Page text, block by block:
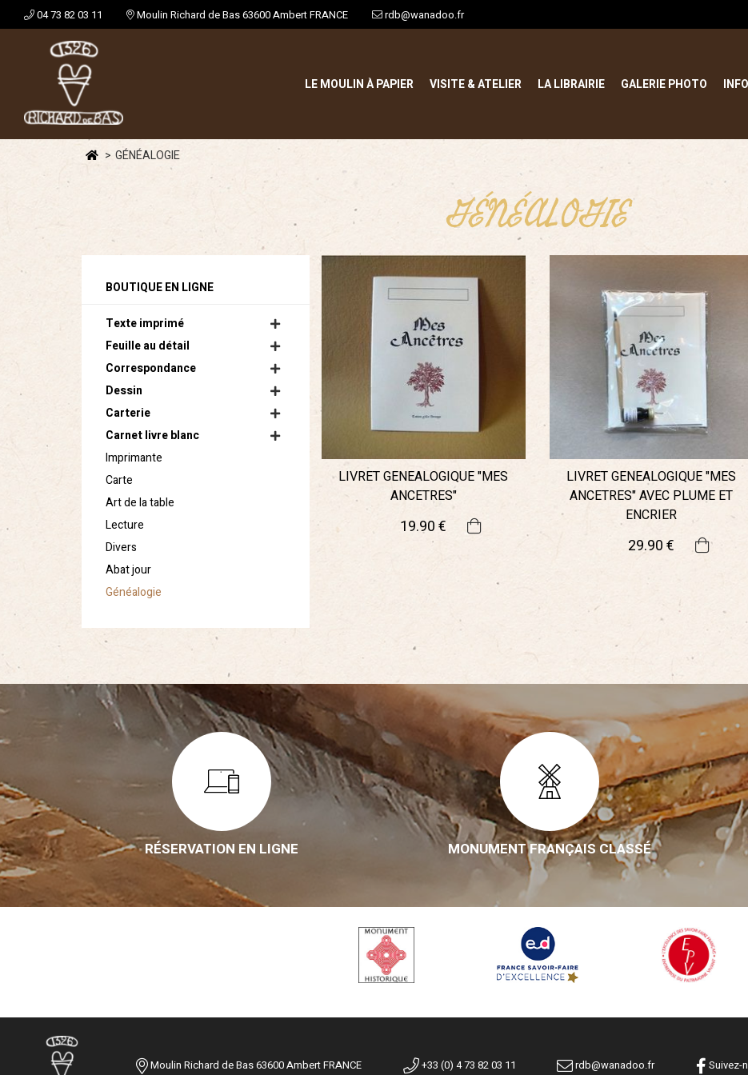
LE MOULIN À PAPIER VISITE & ATELIER LA LIBRAIRIE GALERIE PHOTO
GÉNÉALOGIE
GÉNÉALOGIE
BOUTIQUE EN LIGNE
Texte imprimé
Feuille au détail
Correspondance
Dessin
Carterie
Carnet livre blanc
Imprimante
Carte
Art de la table
Lecture
Divers
Abat jour
Généalogie
LIVRET GENEALOGIQUE "MES
ANCETRES"
19.90 €
LIVRET GENEALOGIQUE "MES
ANCETRES" AVEC PLUME ET
ENCRIER
29.90 €
04 73 82 03 11 Moulin Richard de Bas 63600 Ambert FRANCE rdb@wanadoo.fr
RÉSERVATION EN LIGNE MONUMENT FRANÇAIS CLASSÉ
Moulin Richard de Bas 63600 Ambert FRANCE +33 (0) 4 73 82 03 11 rdb@wanadoo.fr Suivez-